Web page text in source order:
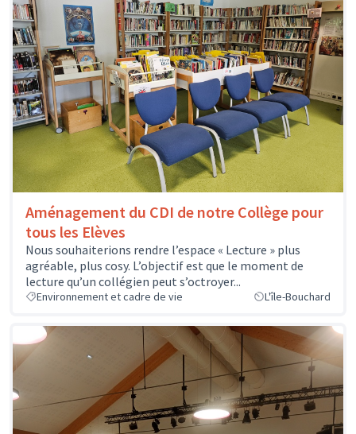
Aménagement du CDI de notre Collège pour
tous les Elèves
Nous souhaiterions rendre l’espace « Lecture » plus
agréable, plus cosy. L’objectif est que le moment de
lecture qu’un collégien peut s’octroyer...
Environnement et cadre de vie L'île-Bouchard